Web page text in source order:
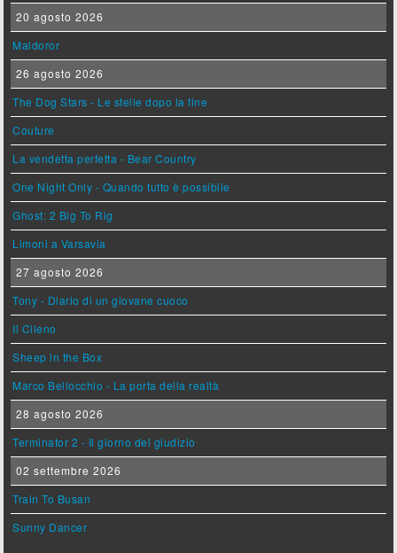
20 agosto 2026
Maldoror
26 agosto 2026
The Dog Stars - Le stelle dopo la fine
Couture
La vendetta perfetta - Bear Country
One Night Only - Quando tutto è possibile
Ghost: 2 Big To Rig
Limoni a Varsavia
27 agosto 2026
Tony - Diario di un giovane cuoco
Il Cileno
Sheep in the Box
Marco Bellocchio - La porta della realtà
28 agosto 2026
Terminator 2 - Il giorno del giudizio
02 settembre 2026
Train To Busan
Sunny Dancer